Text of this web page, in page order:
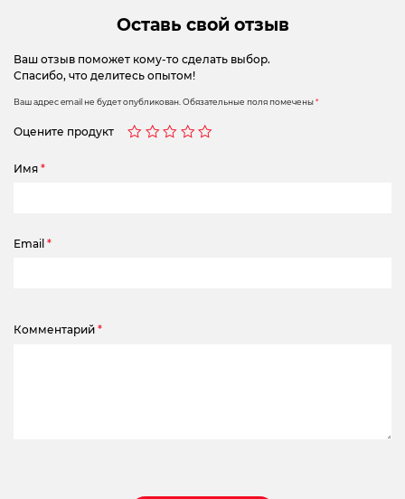
Оставь свой отзыв
Ваш отзыв поможет кому-то сделать выбор.
Спасибо, что делитесь опытом!
Ваш адрес email не будет опубликован.Обязательные поля помечены*
Оцените продукт
Имя *
Email *
Комментарий *